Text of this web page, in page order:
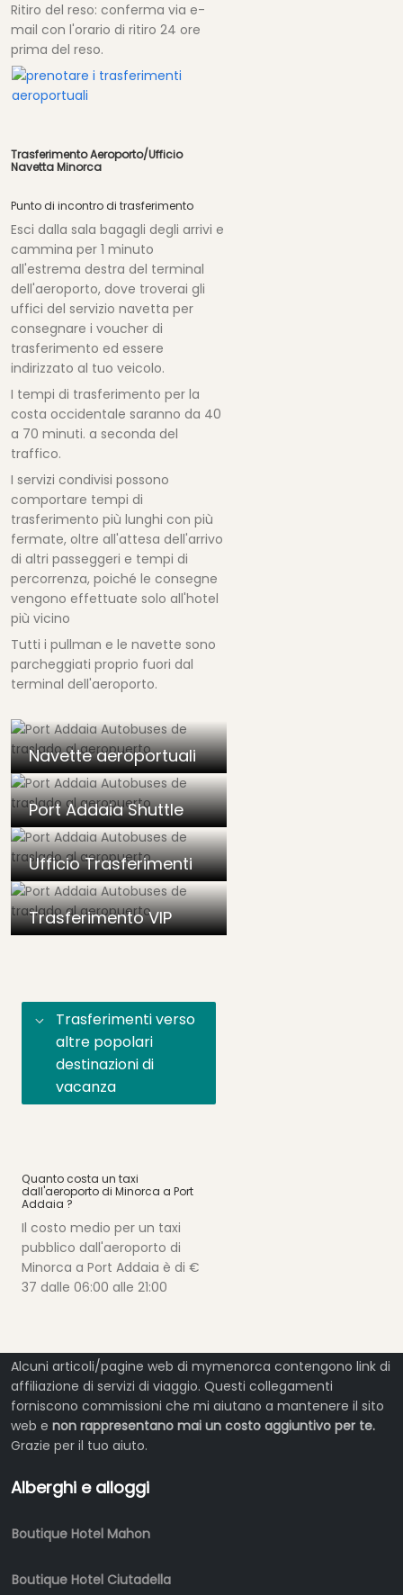
Ritiro del reso: conferma via e-
mail con l'orario di ritiro 24 ore
prima del reso.
Trasferimento Aeroporto/Ufficio
Navetta Minorca
Punto di incontro di trasferimento
Esci dalla sala bagagli degli arrivi e
cammina per 1 minuto
all'estrema destra del terminal
dell'aeroporto, dove troverai gli
uffici del servizio navetta per
consegnare i voucher di
trasferimento ed essere
indirizzato al tuo veicolo.
I tempi di trasferimento per la
costa occidentale saranno da 40
a 70 minuti. a seconda del
traffico.
I servizi condivisi possono
comportare tempi di
trasferimento più lunghi con più
fermate, oltre all'attesa dell'arrivo
di altri passeggeri e tempi di
percorrenza, poiché le consegne
vengono effettuate solo all'hotel
più vicino
Tutti i pullman e le navette sono
parcheggiati proprio fuori dal
terminal dell'aeroporto.
Navette aeroportuali
Port Addaia Shuttle
Ufficio Trasferimenti
Trasferimento VIP
Trasferimenti verso
altre popolari
destinazioni di
vacanza
Quanto costa un taxi
dall'aeroporto di Minorca a Port
Addaia ?
Il costo medio per un taxi
pubblico dall'aeroporto di
Minorca a Port Addaia è di €
37 dalle 06:00 alle 21:00
Alcuni articoli/pagine web di mymenorca contengono link di
affiliazione di servizi di viaggio. Questi collegamenti
forniscono commissioni che mi aiutano a mantenere il sito
web e non rappresentano mai un costo aggiuntivo per te.
Grazie per il tuo aiuto.
Alberghi e alloggi
Boutique Hotel Mahon
Boutique Hotel Ciutadella